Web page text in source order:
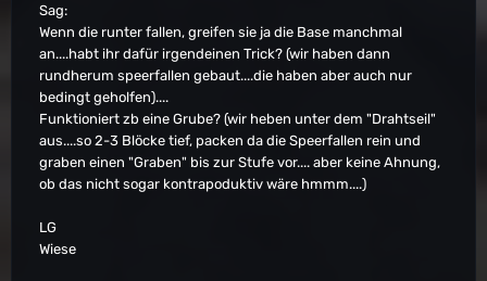
Sag:
Wenn die runter fallen, greifen sie ja die Base manchmal
an....habt ihr dafür irgendeinen Trick? (wir haben dann
rundherum speerfallen gebaut....die haben aber auch nur
bedingt geholfen)....
Funktioniert zb eine Grube? (wir heben unter dem "Drahtseil"
aus....so 2-3 Blöcke tief, packen da die Speerfallen rein und
graben einen "Graben" bis zur Stufe vor.... aber keine Ahnung,
ob das nicht sogar kontrapoduktiv wäre hmmm....)
LG
Wiese